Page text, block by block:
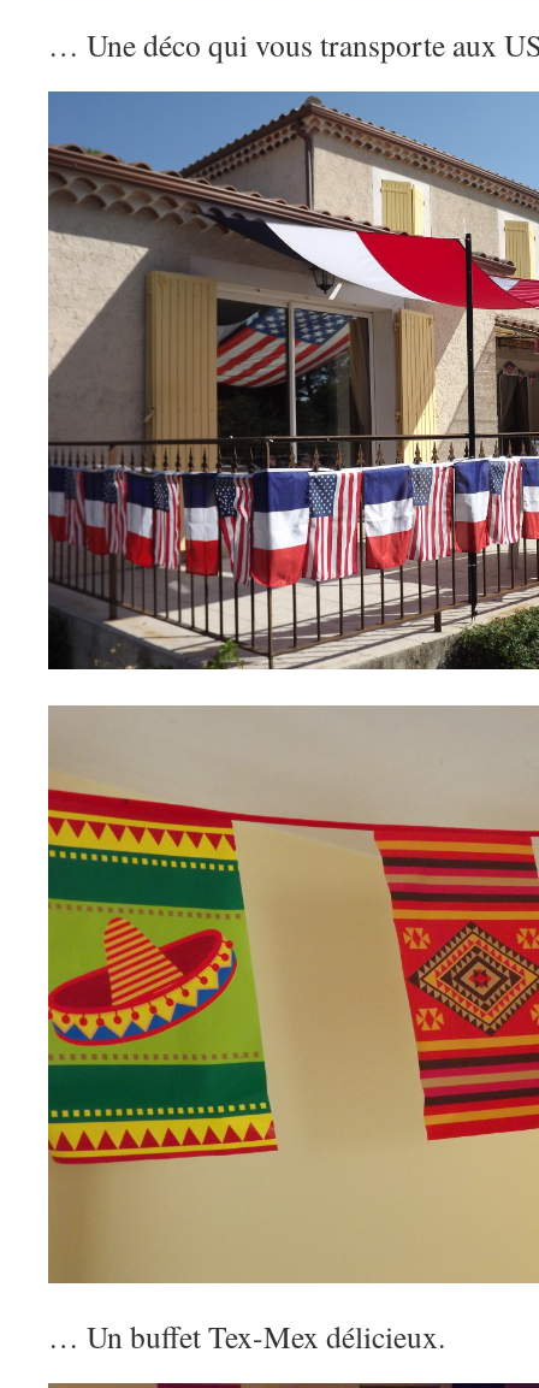
… Une déco qui vous transporte aux
… Un buffet Tex-Mex délicieux.